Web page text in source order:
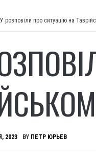
розповіли про ситуацію на
2023 BY ПЕТР ЮРЬЕВ